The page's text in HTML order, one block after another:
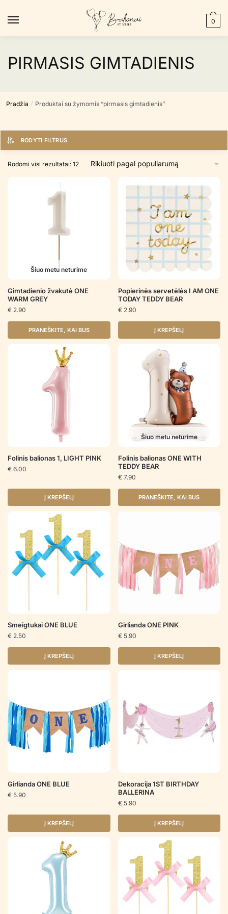
0
PIRMASIS GIMTADIENIS
Pradžia / Produktai su žymomis “pirmasis gimtadienis”
RODYTI FILTRUS
Rodomi visi rezultatai: 12Rūšiuojama
populiarumą
Šiuo metu neturime
Gimtadienio žvakutė ONE
WARM GREY
€ 2.90
PRANEŠKITE, KAI BUS
Popierinės servetėlės I AM ONE
TODAY TEDDY BEAR
€ 2.90
Į KREPŠELĮ
Folinis balionas 1, LIGHT PINK
€ 6.00
Į KREPŠELĮ
Šiuo metu neturime
Folinis balionas ONE WITH
TEDDY BEAR
€ 7.90
PRANEŠKITE, KAI BUS
Smeigtukai ONE BLUE
€ 2.50
Į KREPŠELĮ
Girlianda ONE PINK
€ 5.90
Į KREPŠELĮ
Girlianda ONE BLUE
€ 5.90
Į KREPŠELĮ
Dekoracija 1ST BIRTHDAY
BALLERINA
€ 5.90
Į KREPŠELĮ